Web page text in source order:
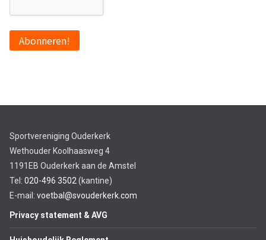
Sportvereniging Ouderkerk
Wethouder Koolhaasweg 4
1191EB Ouderkerk aan de Amstel
Tel: 020-496 3502 (kantine)
E-mail: voetbal@svouderkerk.com
Privacy statement & AVG